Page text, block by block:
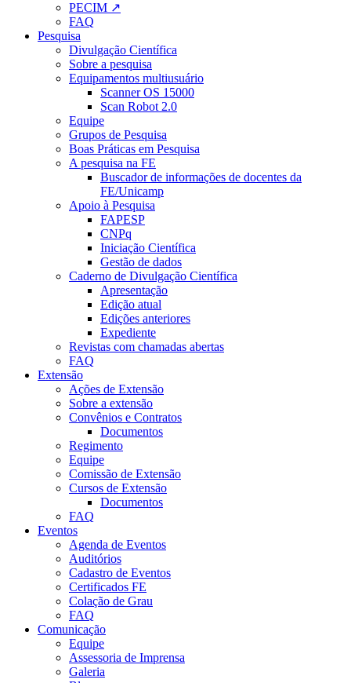
PECIM ↗
FAQ
Pesquisa
Divulgação Científica
Sobre a pesquisa
Equipamentos multiusuário
Scanner OS 15000
Scan Robot 2.0
Equipe
Grupos de Pesquisa
Boas Práticas em Pesquisa
A pesquisa na FE
Buscador de informações de docentes da
FE/Unicamp
Apoio à Pesquisa
FAPESP
CNPq
Iniciação Científica
Gestão de dados
Caderno de Divulgação Científica
Apresentação
Edição atual
Edições anteriores
Expediente
Revistas com chamadas abertas
FAQ
Extensão
Ações de Extensão
Sobre a extensão
Convênios e Contratos
Documentos
Regimento
Equipe
Comissão de Extensão
Cursos de Extensão
Documentos
FAQ
Eventos
Agenda de Eventos
Auditórios
Cadastro de Eventos
Certificados FE
Colação de Grau
FAQ
Comunicação
Equipe
Assessoria de Imprensa
Galeria